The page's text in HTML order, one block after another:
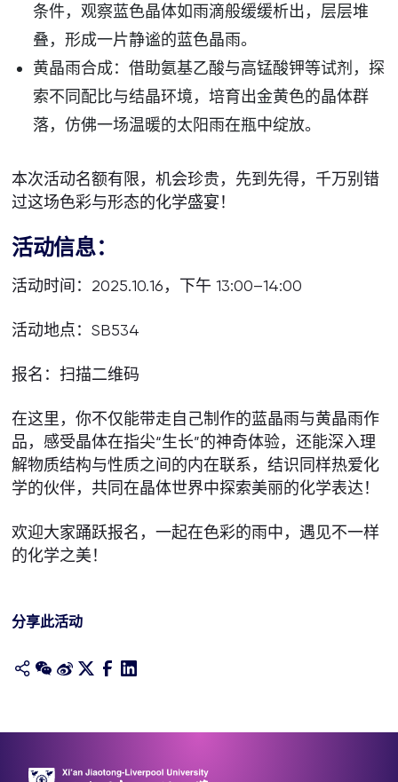
条件，观察蓝色晶体如雨滴般缓缓析出，层层堆
叠，形成一片静谧的蓝色晶雨。
黄晶雨合成：借助氨基乙酸与高锰酸钾等试剂，探
索不同配比与结晶环境，培育出金黄色的晶体群
落，仿佛一场温暖的太阳雨在瓶中绽放。
本次活动名额有限，机会珍贵，先到先得，千万别错
过这场色彩与形态的化学盛宴！
活动信息：
活动时间：2025.10.16，下午 13:00–14:00
活动地点：SB534
报名：扫描二维码
在这里，你不仅能带走自己制作的蓝晶雨与黄晶雨作
品，感受晶体在指尖“生长”的神奇体验，还能深入理
解物质结构与性质之间的内在联系，结识同样热爱化
学的伙伴，共同在晶体世界中探索美丽的化学表达！
欢迎大家踊跃报名，一起在色彩的雨中，遇见不一样
的化学之美！
分享此活动